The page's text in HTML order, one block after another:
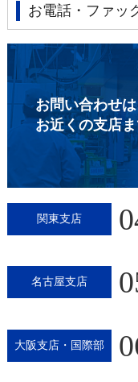
お電話・ファッ
お問い合わせ
お近くの支店
関東支店
名古屋支店
大阪支店・国際部